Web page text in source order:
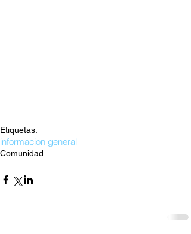
Etiquetas:
informacion general
Comunidad